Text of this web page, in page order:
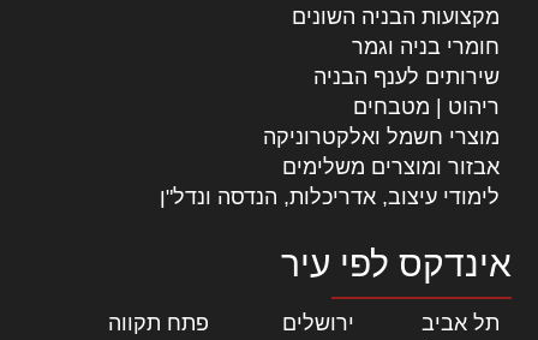
מקצועות הבניה השונים
חומרי בניה וגמר
שירותים לענף הבניה
ריהוט | מטבחים
מוצרי חשמל ואלקטרוניקה
אבזור ומוצרים משלימים
לימודי עיצוב, אדריכלות, הנדסה ונדל"ן
אינדקס לפי עיר
תל אביב ירושלים פתח תקווה